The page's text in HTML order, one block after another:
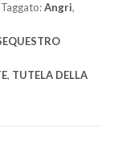
Taggato:Angri,
, TUTELA DELLA